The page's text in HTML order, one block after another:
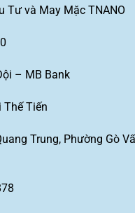
Tư và May Mặc TNANO
– MB Bank
Thế Tiến
Trung, Phường Gò